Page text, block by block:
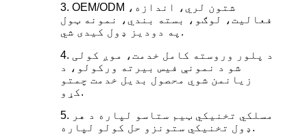
3. OEM/ODM شتون لري، اندازه،
فعالیت، لوګو، بسته بندي، نمونه ټول
په دودیز ډول کیدی شي.
4. د پلور وروسته کامل خدمت، موږ کولی
شو د نمونې فیس بیرته ورکولو، د
زیانمن شوي محصول بدیل خدمت چمتو
کړو.
5. مسلکي تخنیکي ټیم ستاسو لپاره د هر
ډول تخنیکي ستونزو حل کولو لپاره.